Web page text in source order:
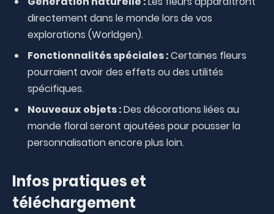
directement dans le monde lors de vos
explorations (Worldgen).
Fonctionnalités spéciales :Certaines fleurs
pourraient avoir des effets ou des utilités
spécifiques.
Nouveaux objets :Des décorations liées au
monde floral seront ajoutées pour pousser la
personnalisation encore plus loin.
Infos pratiques et
téléchargement